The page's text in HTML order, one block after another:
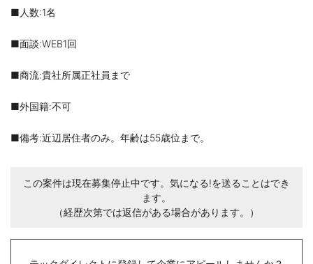
■人数:1名
■面談:WEB1回
■商流:貴社所属正社員まで
■外国籍:不可
■備考:近辺居住者のみ。年齢は55歳位まで。
この案件は現在募集停止中です。気になる!を送ることはでき
ます。
（経歴次第では返信がある場合があります。）